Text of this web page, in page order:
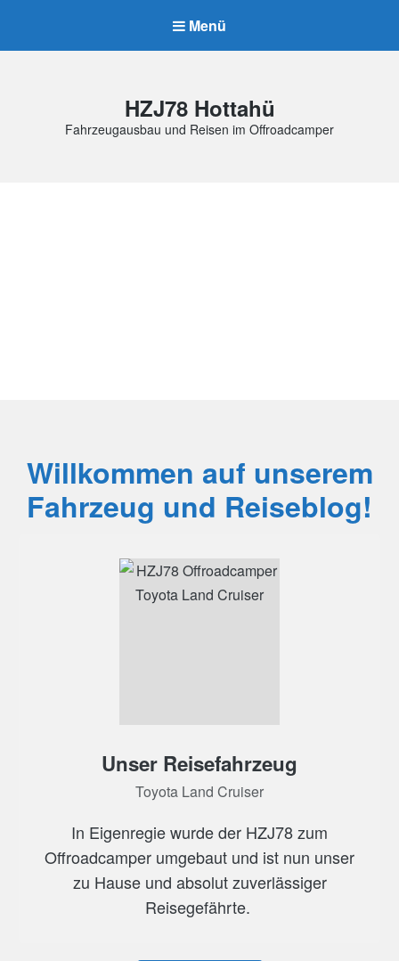
Menü
HZJ78 Hottahü
Fahrzeugausbau und Reisen im Offroadcamper
Willkommen auf unserem
Fahrzeug und Reiseblog!
Unser Reisefahrzeug
Toyota Land Cruiser
In Eigenregie wurde der HZJ78 zum
Offroadcamper umgebaut und ist nun unser
zu Hause und absolut zuverlässiger
Reisegefährte.